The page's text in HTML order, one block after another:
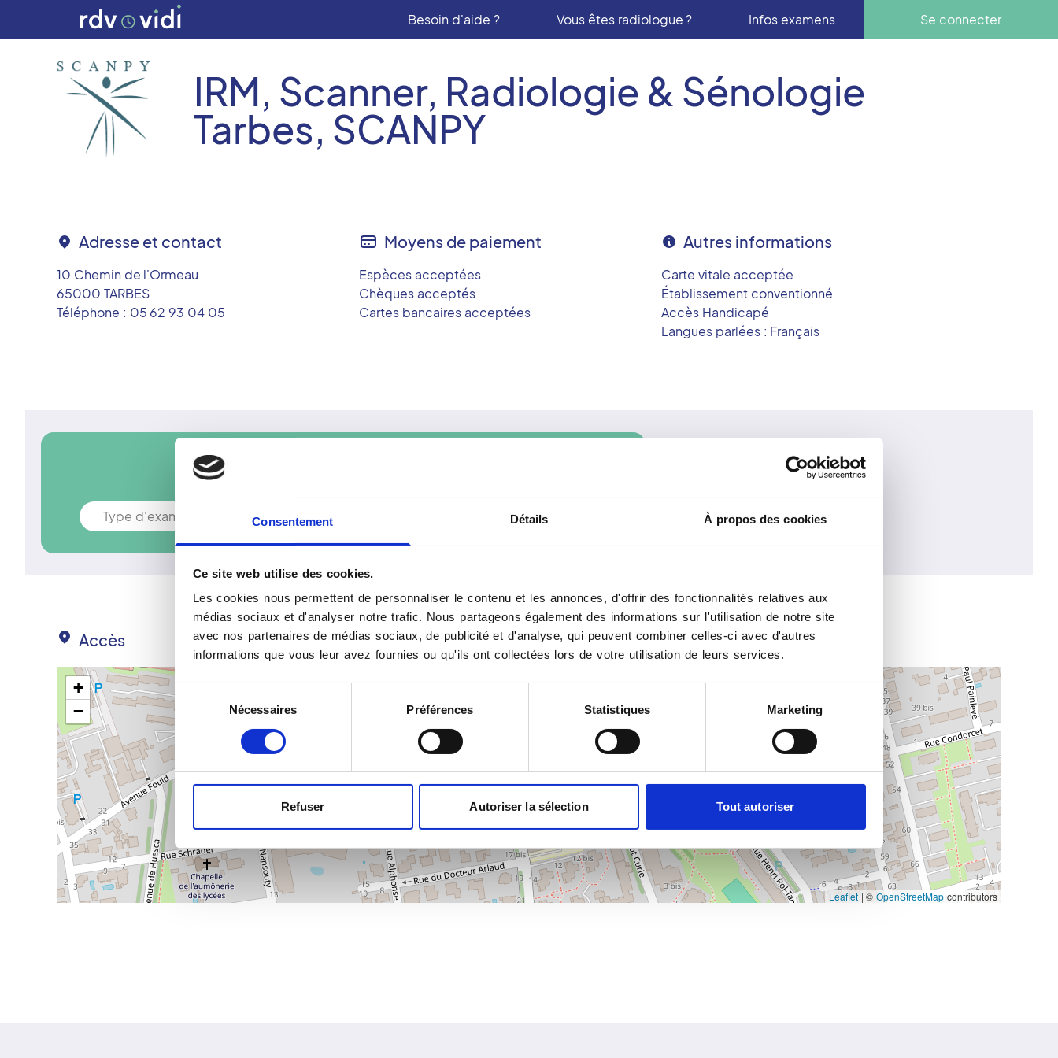
Consentement Détails À propos des cookies
Ce site web utilise des cookies.
Les cookies nous permettent de personnaliser le contenu et les annonces, d'offrir des fonctionnalités relatives aux
médias sociaux et d'analyser notre trafic. Nous partageons également des informations sur l'utilisation de notre site
avec nos partenaires de médias sociaux, de publicité et d'analyse, qui peuvent combiner celles-ci avec d'autres
informations que vous leur avez fournies ou qu'ils ont collectées lors de votre utilisation de leurs services.
du
consentement
Nécessaires Préférences Statistiques Marketing
Refuser Autoriser la sélection Tout autoriser
Besoin d'aide ? Vous êtes radiologue ? Infos examens Se connecter
IRM, Scanner, Radiologie & Sénologie
Tarbes, SCANPY
Adresse et contact
10 Chemin de l'Ormeau
65000 TARBES
Téléphone : 05 62 93 04 05
Moyens de paiement
Espèces acceptées
Chèques acceptés
Cartes bancaires acceptées
Autres informations
Carte vitale acceptée
Établissement conventionné
Accès Handicapé
Langues parlées : Français
Type d'examen Rechercher
Accès
×
+
−
Leaflet | ©OpenStreetMap contributors